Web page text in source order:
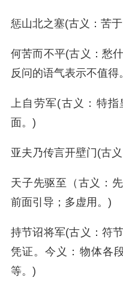
惩山北之塞(古义：苦
何苦而不平(古义：愁
反问的语气表示不值得
上自劳军(古义：特
面。)
亚夫乃传言开壁门(古
天子先驱至（古义：
前面引导；多虚用。)
持节诏将军(古义：符
凭证。今义：物体各
等。)